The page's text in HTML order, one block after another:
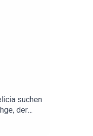
suchen
der
aus